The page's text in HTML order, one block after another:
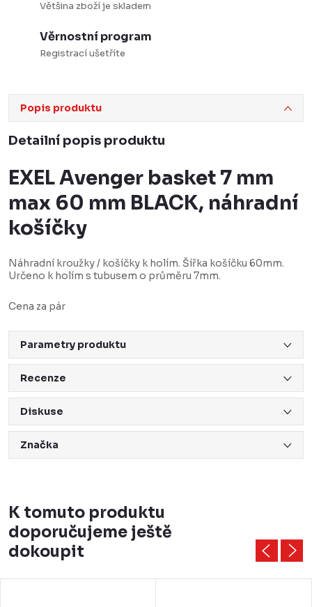
Většina zboží je skladem
Věrnostní program
Registrací ušetříte
Popis produktu
Detailní popis produktu
EXEL Avenger basket 7 mm
max 60 mm BLACK, náhradní
košíčky
Náhradní kroužky / košíčky k holím. Šířka košíčku 60mm.
Určeno k holím s tubusem o průměru 7mm.
Cena za pár
Parametry produktu
Recenze
Diskuse
Značka
K tomuto produktu
doporučujeme ještě
dokoupit